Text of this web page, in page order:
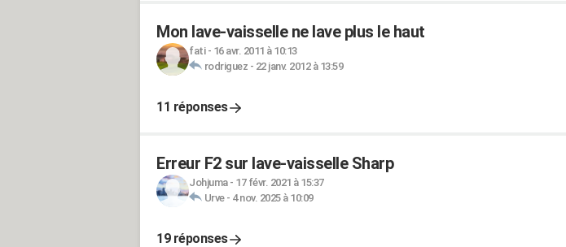
Mon lave-vaisselle ne lave plus le haut
fati- 16 avr. 2011 à 10:13
rodriguez - 22 janv. 2012 à 13:59
11 réponses
Erreur F2 sur lave-vaisselle Sharp
Johjuma- 17 févr. 2021 à 15:37
Urve- 4 nov. 2025 à 10:09
19 réponses